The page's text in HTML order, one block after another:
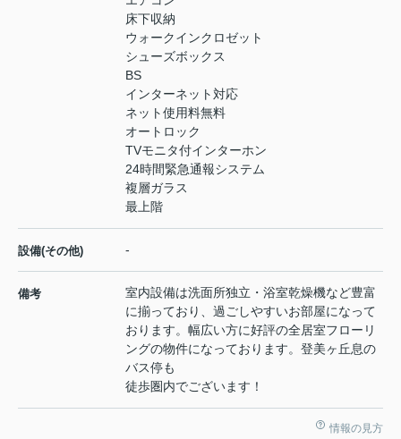
床下収納
ウォークインクロゼット
シューズボックス
BS
インターネット対応
ネット使用料無料
オートロック
TVモニタ付インターホン
24時間緊急通報システム
複層ガラス
最上階
設備(その他) -
備考
室内設備は洗面所独立・浴室乾燥機など豊富
に揃っており、過ごしやすいお部屋になって
おります。幅広い方に好評の全居室フローリ
ングの物件になっております。登美ヶ丘息の
バス停も
徒歩圏内でございます！
情報の見方